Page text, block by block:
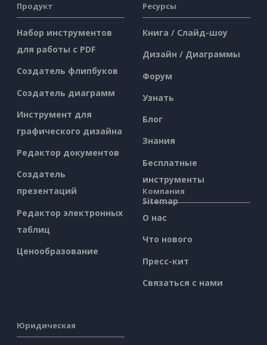
Продукт
Набор инструментов
для работы с PDF
Создатель флипбуков
Создатель диаграмм
Инструмент для
графического дизайна
Редактор документов
Создатель
презентаций
Редактор электронных
таблиц
Ценообразование
Ресурсы
Книга / Слайд-шоу
Дизайн / Диаграммы
Форум
Узнать
Блог
Знания
Бесплатные
инструменты
Sitemap
Компания
О нас
Что нового
Пресс-кит
Связаться с нами
Юридическая